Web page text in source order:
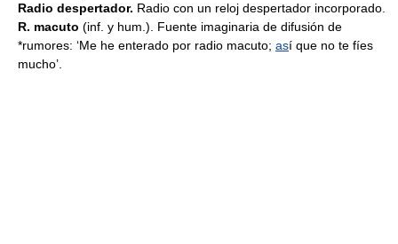
Radio despertador. Radio con un reloj despertador incorporado.
R. macuto (inf. y hum.). Fuente imaginaria de difusión de
*rumores: ‘Me he enterado por radio macuto; así que no te fíes
mucho’.